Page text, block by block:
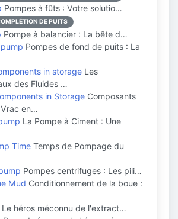
Pompes à fûts : Votre solutio…
DE PUITS
Pompe à balancier : La bête d…
Pompes de fond de puits : La
in storage Les
des Fluides …
in Storage Composants
en…
La Pompe à Ciment : Une
Time Temps de Pompage du
Pompes centrifuges : Les pili…
Mud Conditionnement de la boue :
Le héros méconnu de l'extract…